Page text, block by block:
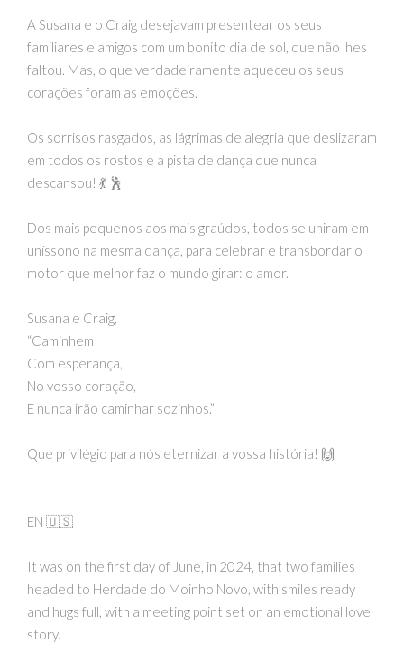
A Susana e o Craig desejavam presentear os seus
familiares e amigos com um bonito dia de sol, que não lhes
faltou. Mas, o que verdadeiramente aqueceu os seus
corações foram as emoções.
Os sorrisos rasgados, as lágrimas de alegria que deslizaram
em todos os rostos e a pista de dança que nunca
descansou! 💃 🕺
Dos mais pequenos aos mais graúdos, todos se uniram em
uníssono na mesma dança, para celebrar e transbordar o
motor que melhor faz o mundo girar: o amor.
Susana e Craig,
“Caminhem
Com esperança,
No vosso coração,
E nunca irão caminhar sozinhos.”
Que privilégio para nós eternizar a vossa história! 🙌
EN 🇺🇸
It was on the first day of June, in 2024, that two families
headed to Herdade do Moinho Novo, with smiles ready
and hugs full, with a meeting point set on an emotional love
story.